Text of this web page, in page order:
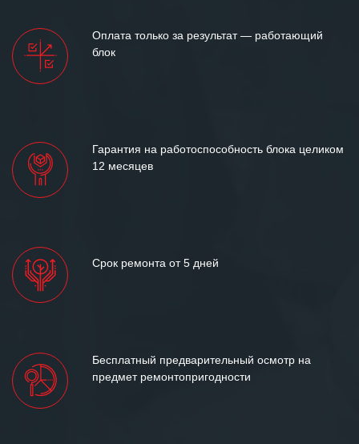
Оплата только за результат — работающий
блок
Гарантия на работоспособность блока целиком
12 месяцев
Срок ремонта от 5 дней
Бесплатный предварительный осмотр на
предмет ремонтопригодности